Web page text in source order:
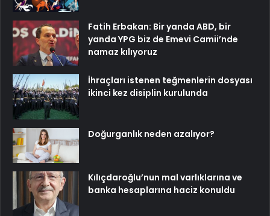
Fatih Erbakan: Bir yanda ABD, bir
yanda YPG biz de Emevi Camii’nde
namaz kılıyoruz
İhraçları istenen teğmenlerin dosyası
ikinci kez disiplin kurulunda
Doğurganlık neden azalıyor?
Kılıçdaroğlu’nun mal varlıklarına ve
banka hesaplarına haciz konuldu